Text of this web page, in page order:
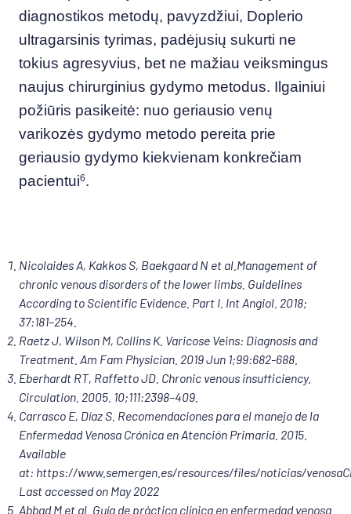
diagnostikos metodų, pavyzdžiui, Doplerio
ultragarsinis tyrimas, padėjusių sukurti ne
tokius agresyvius, bet ne mažiau veiksmingus
naujus chirurginius gydymo metodus. Ilgainiui
požiūris pasikeitė: nuo geriausio venų
varikozės gydymo metodo pereita prie
geriausio gydymo kiekvienam konkrečiam
pacientui6.
Nicolaides A, Kakkos S, Baekgaard N et al. Management of
chronic venous disorders of the lower limbs. Guidelines
According to Scientific Evidence. Part I. Int Angiol. 2018;
37:181–254.
Raetz J, Wilson M, Collins K. Varicose Veins: Diagnosis and
Treatment. Am Fam Physician. 2019 Jun 1;99:682-688.
Eberhardt RT, Raffetto JD. Chronic venous insufficiency.
Circulation. 2005. 10;111:2398–409.
Carrasco E, Díaz S. Recomendaciones para el manejo de la
Enfermedad Venosa Crónica en Atención Primaria. 2015.
Available
at: https://www.semergen.es/resources/files/noticias/
Last accessed on May 2022
Abbad M et al. Guía de práctica clínica en enfermedad venosa